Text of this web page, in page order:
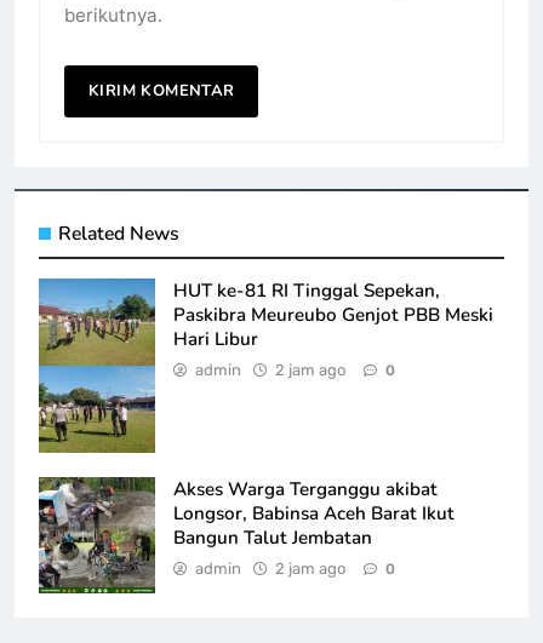
berikutnya.
Related News
HUT ke-81 RI Tinggal Sepekan,
Paskibra Meureubo Genjot PBB Meski
Hari Libur
admin 2 jam ago 0
Akses Warga Terganggu akibat
Longsor, Babinsa Aceh Barat Ikut
Bangun Talut Jembatan
admin 2 jam ago 0